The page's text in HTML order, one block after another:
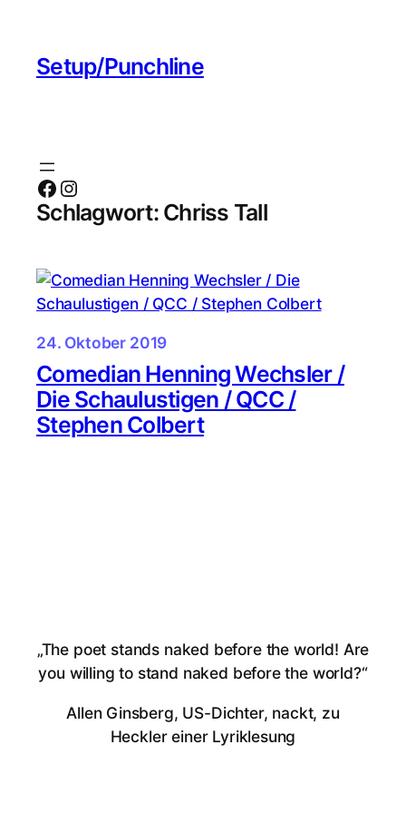
springen
Setup/Punchline
Facebook Instagram
Schlagwort: Chriss Tall
24. Oktober 2019
Comedian Henning Wechsler /
Die Schaulustigen / QCC /
Stephen Colbert
„The poet stands naked before the world! Are
you willing to stand naked before the world?“
Allen Ginsberg, US-Dichter, nackt, zu
Heckler einer Lyriklesung